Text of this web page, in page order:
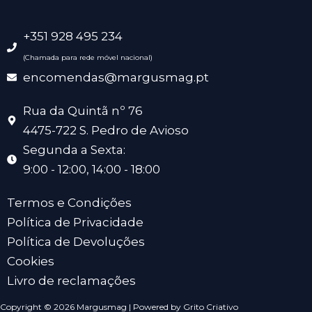
+351 928 495 234
(Chamada para rede móvel nacional)
encomendas@margusmag.pt
Rua da Quintã nº 76
4475-722 S. Pedro de Avioso
Segunda a Sexta:
9:00 - 12:00, 14:00 - 18:00
Termos e Condições
Política de Privacidade
Política de Devoluções
Cookies
Livro de reclamações
Copyright © 2026 Margusmag | Powered by Grito Criativo